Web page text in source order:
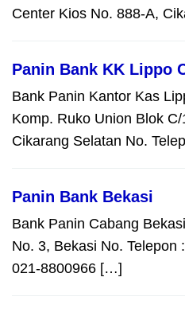
Center Kios No. 888-A,
Panin Bank KK Lippo
Bank Panin Kantor Kas
Komp. Ruko Union Blok
Cikarang Selatan No.
Panin Bank Bekasi
Bank Panin Cabang
No. 3, Bekasi No. Telepon
021-8800966 […]